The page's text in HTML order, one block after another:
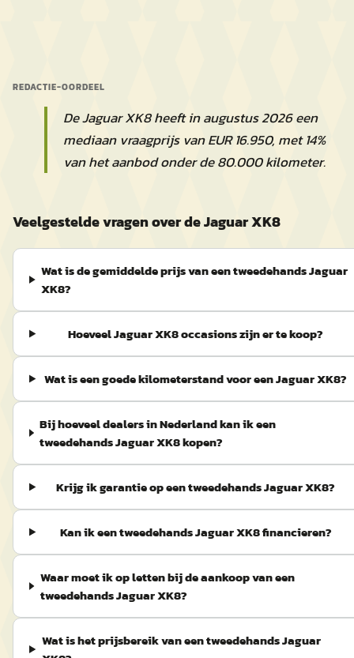
REDACTIE-OORDEEL
De Jaguar XK8 heeft in augustus 2026 een
mediaan vraagprijs van EUR 16.950, met 14%
van het aanbod onder de 80.000 kilometer.
Veelgestelde vragen over de Jaguar XK8
Wat is de gemiddelde prijs van een tweedehands Jaguar
XK8?
Hoeveel Jaguar XK8 occasions zijn er te koop?
Wat is een goede kilometerstand voor een Jaguar XK8?
Bij hoeveel dealers in Nederland kan ik een
tweedehands Jaguar XK8 kopen?
Krijg ik garantie op een tweedehands Jaguar XK8?
Kan ik een tweedehands Jaguar XK8 financieren?
Waar moet ik op letten bij de aankoop van een
tweedehands Jaguar XK8?
Wat is het prijsbereik van een tweedehands Jaguar